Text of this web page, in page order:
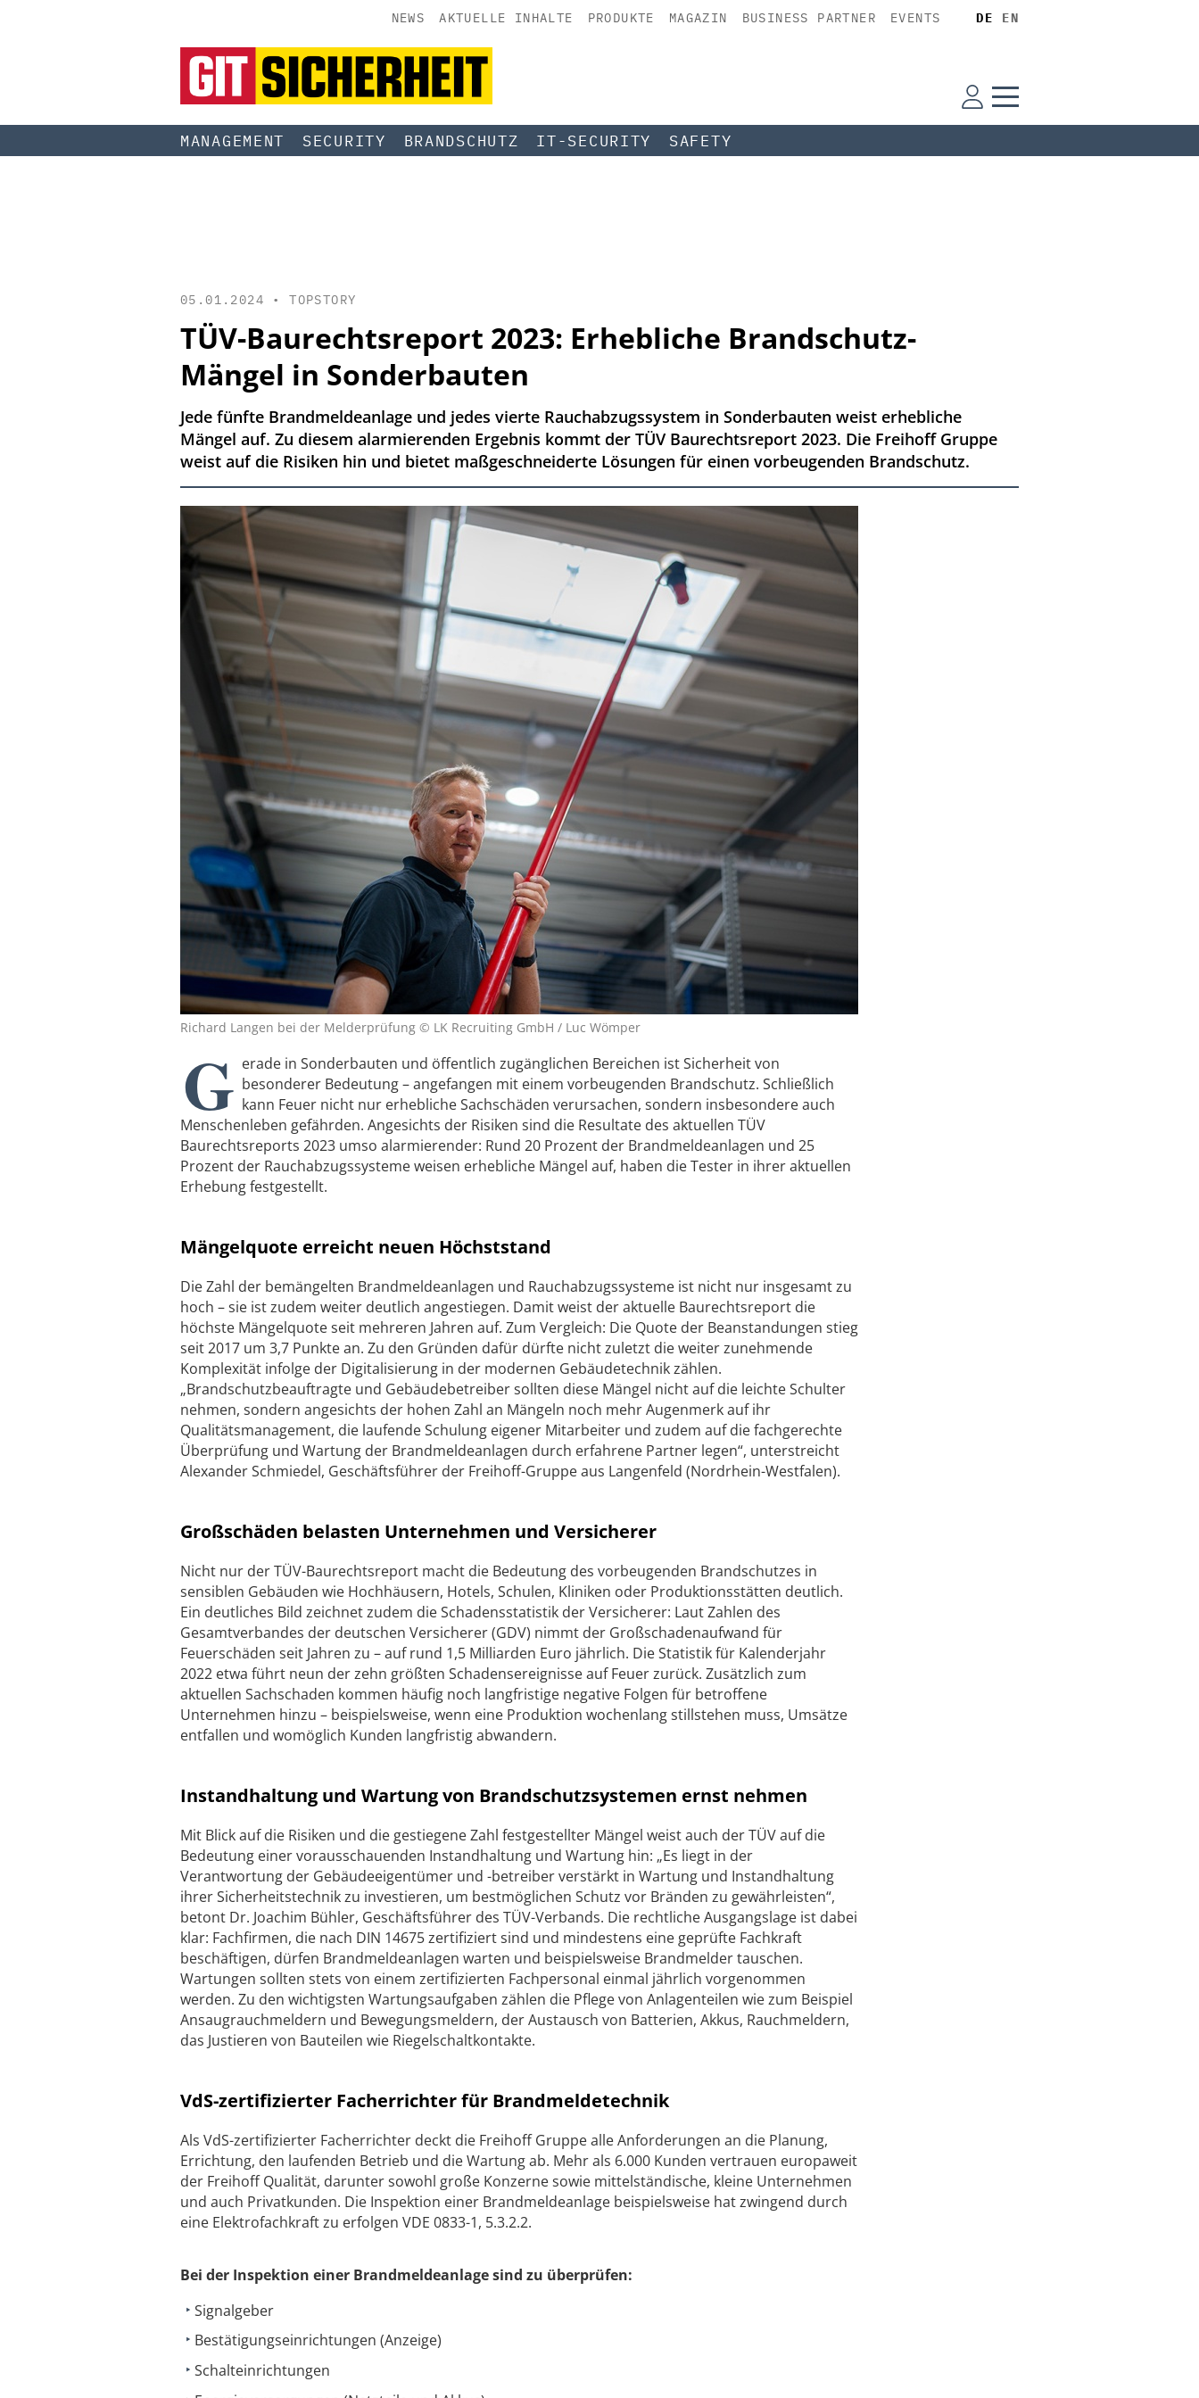
NEWS AKTUELLE INHALTE PRODUKTE MAGAZIN BUSINESS PARTNER EVENTS DE EN
MANAGEMENT SECURITY BRANDSCHUTZ IT-SECURITY SAFETY
05.01.2024 •TOPSTORY
TÜV-Baurechtsreport 2023: Erhebliche Brandschutz-
Mängel in Sonderbauten
Jede fünfte Brandmeldeanlage und jedes vierte Rauchabzugssystem in Sonderbauten weist erhebliche
Mängel auf. Zu diesem alarmierenden Ergebnis kommt der TÜV Baurechtsreport 2023. Die Freihoff Gruppe
weist auf die Risiken hin und bietet maßgeschneiderte Lösungen für einen vorbeugenden Brandschutz.
Richard Langen bei der Melderprüfung © LK Recruiting GmbH / Luc Wömper
G erade in Sonderbauten und öffentlich zugänglichen Bereichen ist Sicherheit von
besonderer Bedeutung – angefangen mit einem vorbeugenden Brandschutz. Schließlich
kann Feuer nicht nur erhebliche Sachschäden verursachen, sondern insbesondere auch
Menschenleben gefährden. Angesichts der Risiken sind die Resultate des aktuellen TÜV
Baurechtsreports 2023 umso alarmierender: Rund 20 Prozent der Brandmeldeanlagen und 25
Prozent der Rauchabzugssysteme weisen erhebliche Mängel auf, haben die Tester in ihrer aktuellen
Erhebung festgestellt.
Mängelquote erreicht neuen Höchststand
Die Zahl der bemängelten Brandmeldeanlagen und Rauchabzugssysteme ist nicht nur insgesamt zu
hoch – sie ist zudem weiter deutlich angestiegen. Damit weist der aktuelle Baurechtsreport die
höchste Mängelquote seit mehreren Jahren auf. Zum Vergleich: Die Quote der Beanstandungen stieg
seit 2017 um 3,7 Punkte an. Zu den Gründen dafür dürfte nicht zuletzt die weiter zunehmende
Komplexität infolge der Digitalisierung in der modernen Gebäudetechnik zählen.
„Brandschutzbeauftragte und Gebäudebetreiber sollten diese Mängel nicht auf die leichte Schulter
nehmen, sondern angesichts der hohen Zahl an Mängeln noch mehr Augenmerk auf ihr
Qualitätsmanagement, die laufende Schulung eigener Mitarbeiter und zudem auf die fachgerechte
Überprüfung und Wartung der Brandmeldeanlagen durch erfahrene Partner legen“, unterstreicht
Alexander Schmiedel, Geschäftsführer der Freihoff-Gruppe aus Langenfeld (Nordrhein-Westfalen).
Großschäden belasten Unternehmen und Versicherer
Nicht nur der TÜV-Baurechtsreport macht die Bedeutung des vorbeugenden Brandschutzes in
sensiblen Gebäuden wie Hochhäusern, Hotels, Schulen, Kliniken oder Produktionsstätten deutlich.
Ein deutliches Bild zeichnet zudem die Schadensstatistik der Versicherer: Laut Zahlen des
Gesamtverbandes der deutschen Versicherer (GDV) nimmt der Großschadenaufwand für
Feuerschäden seit Jahren zu – auf rund 1,5 Milliarden Euro jährlich. Die Statistik für Kalenderjahr
2022 etwa führt neun der zehn größten Schadensereignisse auf Feuer zurück. Zusätzlich zum
aktuellen Sachschaden kommen häufig noch langfristige negative Folgen für betroffene
Unternehmen hinzu – beispielsweise, wenn eine Produktion wochenlang stillstehen muss, Umsätze
entfallen und womöglich Kunden langfristig abwandern.
Instandhaltung und Wartung von Brandschutzsystemen ernst nehmen
Mit Blick auf die Risiken und die gestiegene Zahl festgestellter Mängel weist auch der TÜV auf die
Bedeutung einer vorausschauenden Instandhaltung und Wartung hin: „Es liegt in der
Verantwortung der Gebäudeeigentümer und -betreiber verstärkt in Wartung und Instandhaltung
ihrer Sicherheitstechnik zu investieren, um bestmöglichen Schutz vor Bränden zu gewährleisten“,
betont Dr. Joachim Bühler, Geschäftsführer des TÜV-Verbands. Die rechtliche Ausgangslage ist dabei
klar: Fachfirmen, die nach DIN 14675 zertifiziert sind und mindestens eine geprüfte Fachkraft
beschäftigen, dürfen Brandmeldeanlagen warten und beispielsweise Brandmelder tauschen.
Wartungen sollten stets von einem zertifizierten Fachpersonal einmal jährlich vorgenommen
werden. Zu den wichtigsten Wartungsaufgaben zählen die Pflege von Anlagenteilen wie zum Beispiel
Ansaugrauchmeldern und Bewegungsmeldern, der Austausch von Batterien, Akkus, Rauchmeldern,
das Justieren von Bauteilen wie Riegelschaltkontakte.
VdS-zertifizierter Facherrichter für Brandmeldetechnik
Als VdS-zertifizierter Facherrichter deckt die Freihoff Gruppe alle Anforderungen an die Planung,
Errichtung, den laufenden Betrieb und die Wartung ab. Mehr als 6.000 Kunden vertrauen europaweit
der Freihoff Qualität, darunter sowohl große Konzerne sowie mittelständische, kleine Unternehmen
und auch Privatkunden. Die Inspektion einer Brandmeldeanlage beispielsweise hat zwingend durch
eine Elektrofachkraft zu erfolgen VDE 0833-1, 5.3.2.2.
Bei der Inspektion einer Brandmeldeanlage sind zu überprüfen:
Signalgeber
Bestätigungseinrichtungen (Anzeige)
Schalteinrichtungen